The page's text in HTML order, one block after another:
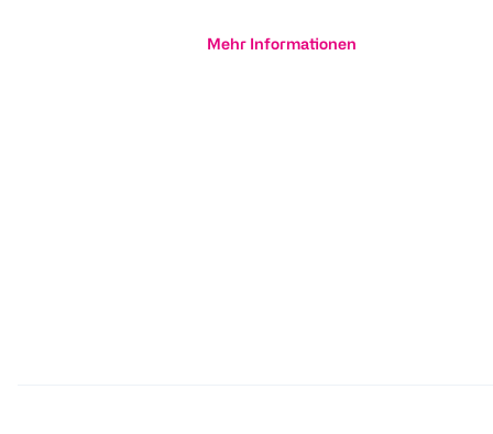
Mehr Informationen